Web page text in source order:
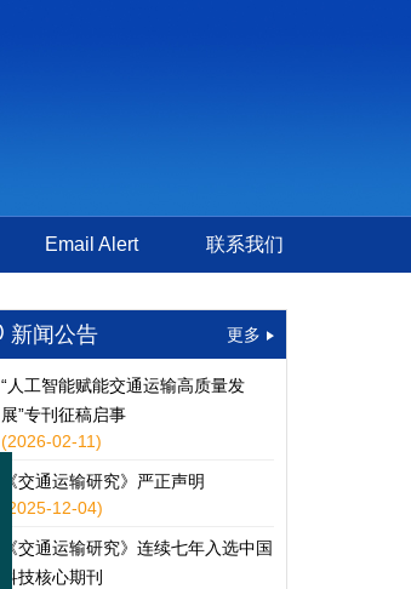
Email Alert 联系我们
新闻公告 更多
“人工智能赋能交通运输高质量发
展”专刊征稿启事
(2026-02-11)
《交通运输研究》严正声明
(2025-12-04)
《交通运输研究》连续七年入选中国
科技核心期刊